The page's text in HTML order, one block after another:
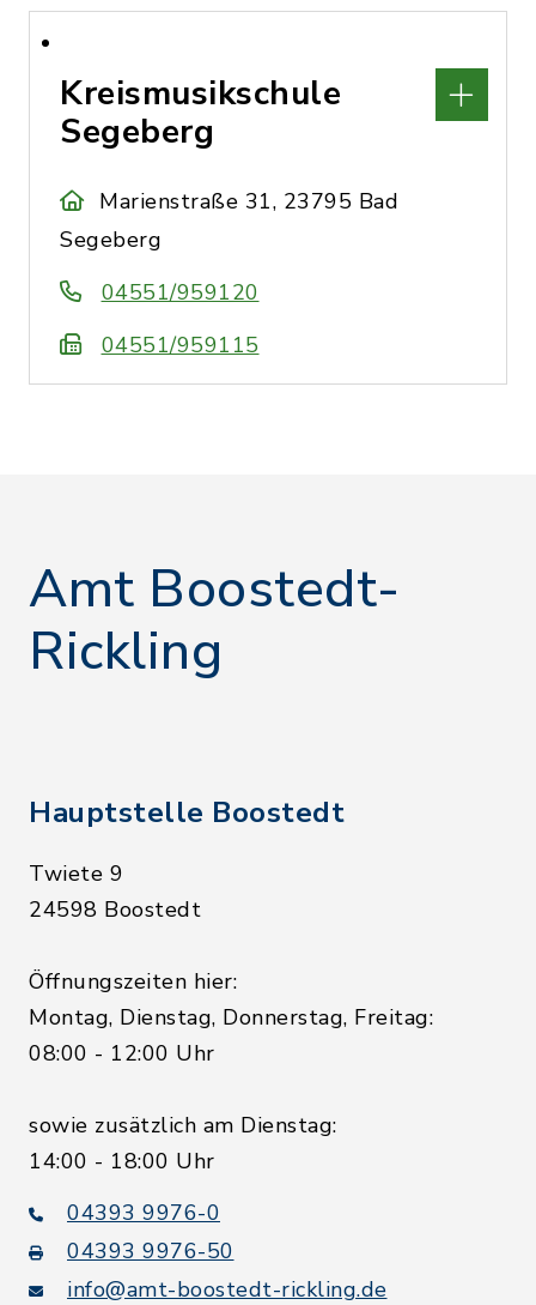
Kreismusikschule
Segeberg
Marienstraße 31, 23795 Bad
Segeberg
04551/959120
04551/959115
Amt Boostedt-
Rickling
Hauptstelle Boostedt
Twiete 9
24598 Boostedt
Öffnungszeiten hier:
Montag, Dienstag, Donnerstag, Freitag:
08:00 - 12:00 Uhr
sowie zusätzlich am Dienstag:
14:00 - 18:00 Uhr
04393 9976-0
04393 9976-50
info@amt-boostedt-rickling.de